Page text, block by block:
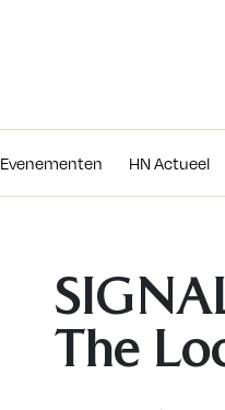
Evenementen HN Actueel
The